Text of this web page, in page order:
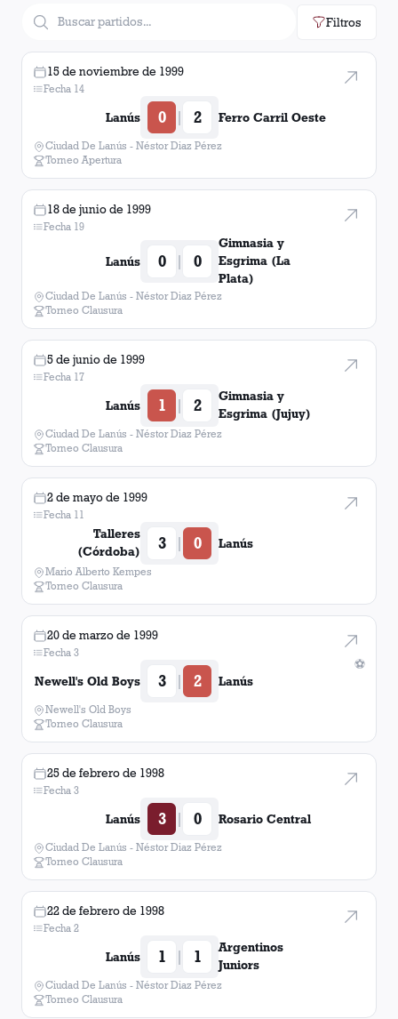
Filtros
15 de noviembre de 1999
Fecha 14
Lanús 0 | 2 Ferro Carril Oeste
Ciudad De Lanús - Néstor Diaz Pérez
Torneo Apertura
18 de junio de 1999
Fecha 19
Lanús 0 | 0
Gimnasia y
Esgrima (La
Plata)
Ciudad De Lanús - Néstor Diaz Pérez
Torneo Clausura
5 de junio de 1999
Fecha 17
Lanús 1 | 2
Gimnasia y
Esgrima (Jujuy)
Ciudad De Lanús - Néstor Diaz Pérez
Torneo Clausura
2 de mayo de 1999
Fecha 11
Talleres
(Córdoba)
3 | 0 Lanús
Mario Alberto Kempes
Torneo Clausura
⚽
20 de marzo de 1999
Fecha 3
Newell's Old Boys 3 | 2 Lanús
Newell's Old Boys
Torneo Clausura
25 de febrero de 1998
Fecha 3
Lanús 3 | 0 Rosario Central
Ciudad De Lanús - Néstor Diaz Pérez
Torneo Clausura
22 de febrero de 1998
Fecha 2
Lanús 1 | 1
Argentinos
Juniors
Ciudad De Lanús - Néstor Diaz Pérez
Torneo Clausura